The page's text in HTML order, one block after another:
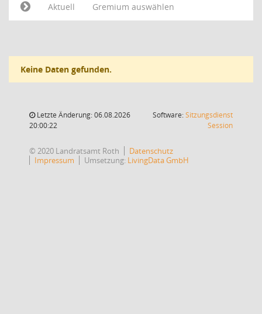
Aktuell
Gremium auswählen
Keine Daten gefunden.
Letzte Änderung: 06.08.2026
20:00:22
Software:Sitzungsdienst
Session(Wird in
© 2020 Landratsamt Roth
Datenschutz
Impressum
Umsetzung: LivingData GmbH